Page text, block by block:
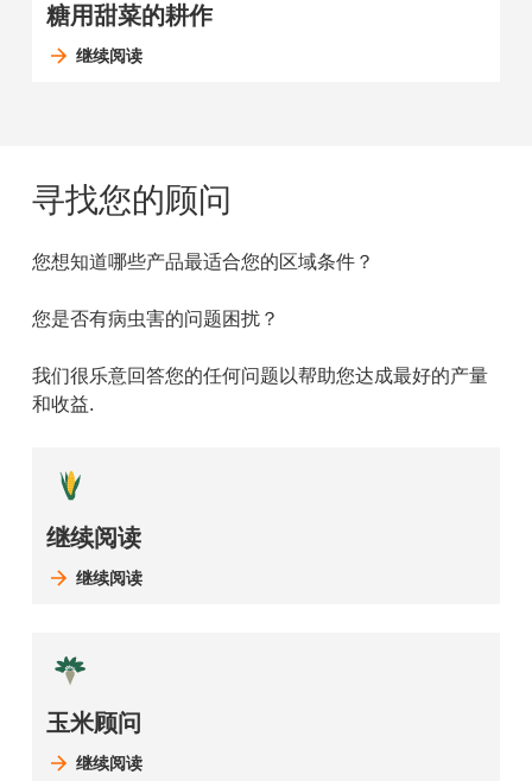
糖用甜菜的耕作
继续阅读
寻找您的顾问
您想知道哪些产品最适合您的区域条件？
您是否有病虫害的问题困扰？
我们很乐意回答您的任何问题以帮助您达成最好的产量
和收益.
继续阅读
继续阅读
玉米顾问
继续阅读